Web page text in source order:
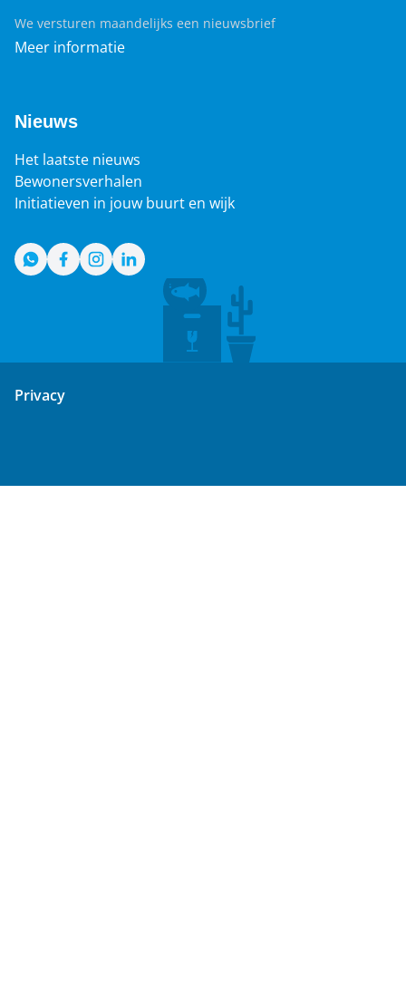
We versturen maandelijks een nieuwsbrief
Meer informatie
Nieuws
Het laatste nieuws
Bewonersverhalen
Initiatieven in jouw buurt en wijk
WhatsApp
Facebook
Instagram
LinkedIn
Privacy